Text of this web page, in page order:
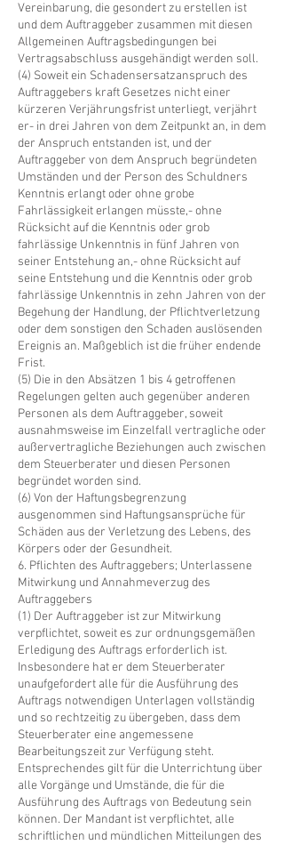
Vereinbarung, die gesondert zu erstellen ist
und dem Auftraggeber zusammen mit diesen
Allgemeinen Auftragsbedingungen bei
Vertragsabschluss ausgehändigt werden soll.
(4) Soweit ein Schadensersatzanspruch des
Auftraggebers kraft Gesetzes nicht einer
kürzeren Verjährungsfrist unterliegt, verjährt
er- in drei Jahren von dem Zeitpunkt an, in dem
der Anspruch entstanden ist, und der
Auftraggeber von dem Anspruch begründeten
Umständen und der Person des Schuldners
Kenntnis erlangt oder ohne grobe
Fahrlässigkeit erlangen müsste,- ohne
Rücksicht auf die Kenntnis oder grob
fahrlässige Unkenntnis in fünf Jahren von
seiner Entstehung an,- ohne Rücksicht auf
seine Entstehung und die Kenntnis oder grob
fahrlässige Unkenntnis in zehn Jahren von der
Begehung der Handlung, der Pflichtverletzung
oder dem sonstigen den Schaden auslösenden
Ereignis an. Maßgeblich ist die früher endende
Frist.
(5) Die in den Absätzen 1 bis 4 getroffenen
Regelungen gelten auch gegenüber anderen
Personen als dem Auftraggeber, soweit
ausnahmsweise im Einzelfall vertragliche oder
außervertragliche Beziehungen auch zwischen
dem Steuerberater und diesen Personen
begründet worden sind.
(6) Von der Haftungsbegrenzung
ausgenommen sind Haftungsansprüche für
Schäden aus der Verletzung des Lebens, des
Körpers oder der Gesundheit.
6. Pflichten des Auftraggebers; Unterlassene
Mitwirkung und Annahmeverzug des
Auftraggebers
(1) Der Auftraggeber ist zur Mitwirkung
verpflichtet, soweit es zur ordnungsgemäßen
Erledigung des Auftrags erforderlich ist.
Insbesondere hat er dem Steuerberater
unaufgefordert alle für die Ausführung des
Auftrags notwendigen Unterlagen vollständig
und so rechtzeitig zu übergeben, dass dem
Steuerberater eine angemessene
Bearbeitungszeit zur Verfügung steht.
Entsprechendes gilt für die Unterrichtung über
alle Vorgänge und Umstände, die für die
Ausführung des Auftrags von Bedeutung sein
können. Der Mandant ist verpflichtet, alle
schriftlichen und mündlichen Mitteilungen des